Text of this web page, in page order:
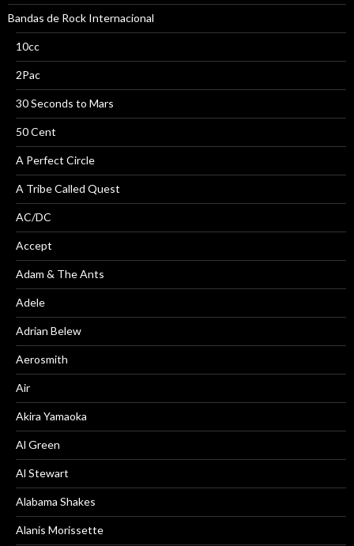
Bandas de Rock Internacional
10cc
2Pac
30 Seconds to Mars
50 Cent
A Perfect Circle
A Tribe Called Quest
AC/DC
Accept
Adam & The Ants
Adele
Adrian Belew
Aerosmith
Air
Akira Yamaoka
Al Green
Al Stewart
Alabama Shakes
Alanis Morissette